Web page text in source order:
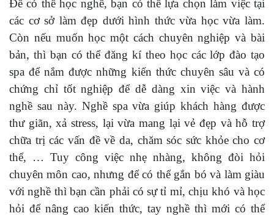
Để có thể học nghề, bạn có thể lựa chọn làm việc tại
các cơ sở làm đẹp dưới hình thức vừa học vừa làm.
Còn nếu muốn học một cách chuyên nghiệp và bài
bản, thì bạn có thể đăng kí theo học các lớp đào tạo
spa để nắm được những kiến thức chuyên sâu và có
chứng chỉ tốt nghiệp để dễ dàng xin việc và hành
nghề sau này. Nghề spa vừa giúp khách hàng được
thư giãn, xả stress, lại vừa mang lại vẻ đẹp và hỗ trợ
chữa trị các vấn đề về da, chăm sóc sức khỏe cho cơ
thể, … Tuy công việc nhẹ nhàng, không đòi hỏi
chuyên môn cao, nhưng để có thể gắn bó và làm giàu
với nghề thì bạn cần phải có sự tỉ mỉ, chịu khó và học
hỏi để nâng cao kiến thức, tay nghề thì mới có thể